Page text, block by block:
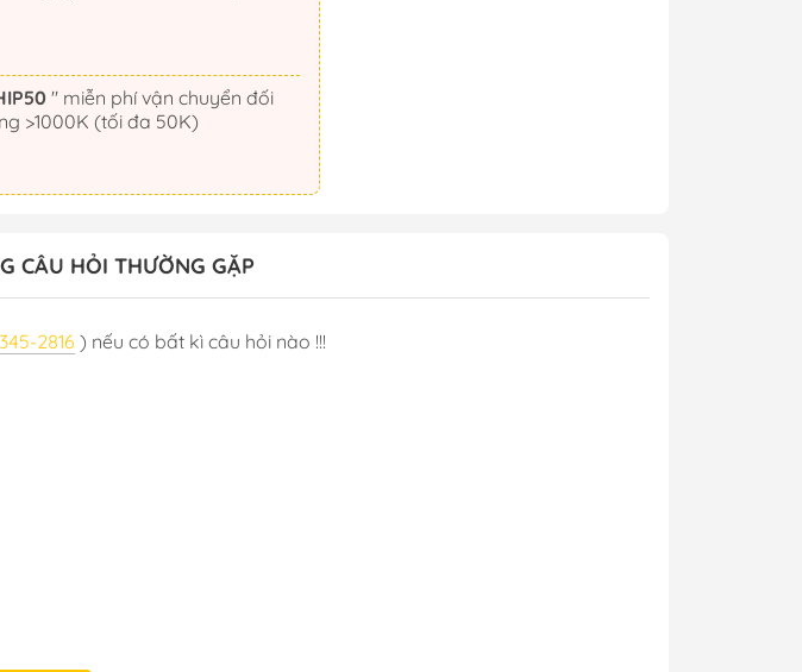
" miễn phí vận chuyển đối
>1000K (tối đa 50K)
CÂU HỎI THƯỜNG GẶP
2816 ) nếu có bất kì câu hỏi nào !!!